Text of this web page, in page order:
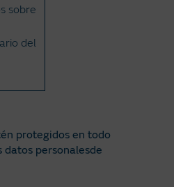
sobre
del
protegidos en todo
personalesde